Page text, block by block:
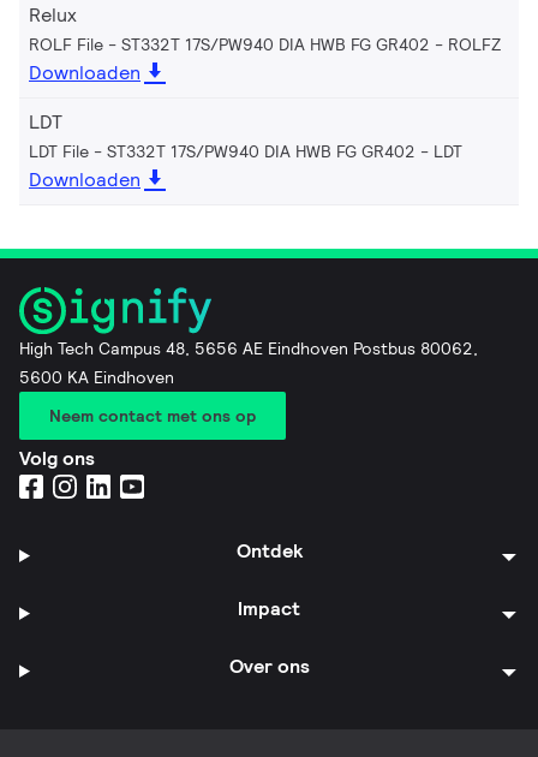
Relux
ROLF File - ST332T 17S/PW940 DIA HWB FG GR402 ROLFZ
Downloaden
LDT
LDT File - ST332T 17S/PW940 DIA HWB FG GR402 LDT
Downloaden
High Tech Campus 48, 5656 AE Eindhoven Postbus 80062,
5600 KA Eindhoven
Neem contact met ons op
Volg ons
Ontdek
Impact
Over ons